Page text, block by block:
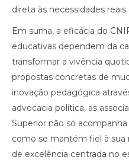
direta às necessidades
Em suma, a eficácia do
educativas dependem da
transformar a vivência
propostas concretas de
inovação pedagógica
advocacia política, as
Superior não só
como se mantém fiel à sua
de excelência centrada no